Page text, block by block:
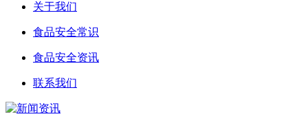
关于我们
食品安全常识
食品安全资讯
联系我们